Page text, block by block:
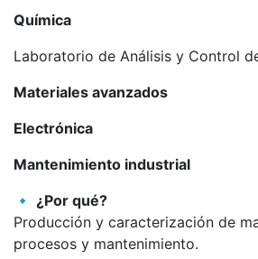
Química
Laboratorio de Análisis y Control
Materiales avanzados
Electrónica
Mantenimiento industrial
🔹 ¿Por qué?
Producción y caracterización de
procesos y mantenimiento.